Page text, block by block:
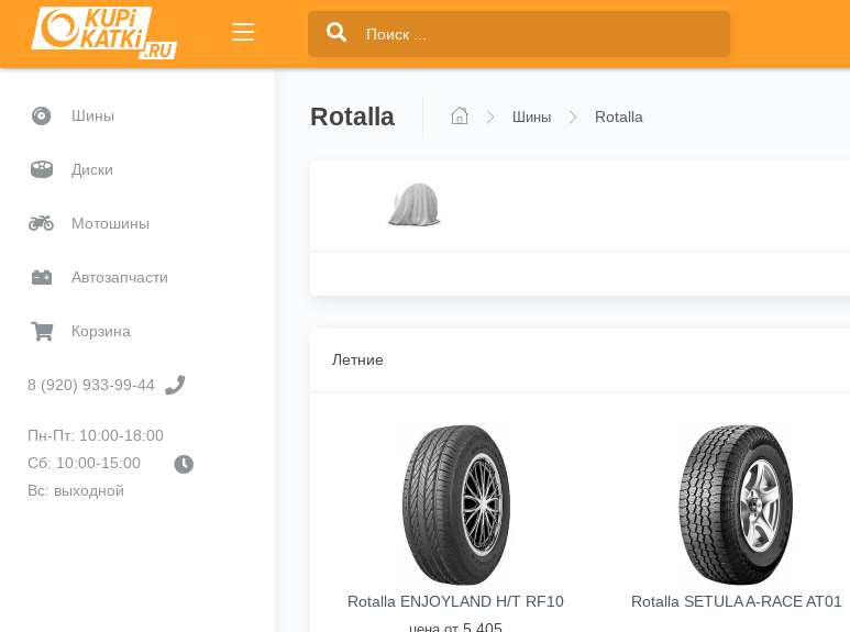
Шины
Диски
Мотошины
Автозапчасти
Корзина
8 (920) 933-99-44
Пн-Пт: 10:00-18:00
Сб: 10:00-15:00
Вс: выходной
Rotalla Шины Rotalla
Летние
Rotalla ENJOYLAND H/T RF10 Rotalla SETULA A-RACE AT01